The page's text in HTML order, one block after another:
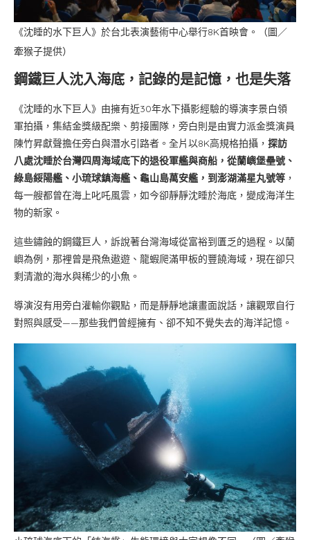
《沈睡的水下巨人》於台北表演藝術中心舉行8K首映會。（圖／
牽猴子提供）
鋼鐵巨人沈入海底，記錄的是記憶，也是失落
《沈睡的水下巨人》由擁有近30年水下攝影經驗的導演李景白領
軍拍攝，集結金獎級配樂、剪接團隊，旁白則是由實力派金獎演員
陳竹昇獻聲擔任旁白與潛水引路者。全片以8K高規格拍攝， 探訪
八處沈睡於台灣四周海域底下的退役軍艦與商船，從蘭嶼堡壘號、
綠島綏陽艦、小琉球鎮海艦、龜山島萬安艦，到澎湖滿星丸號等 ，
每一艘都曾在海上叱吒風雲，如今卻靜靜沈睡於海底，變成海洋生
物的新家。
這些鏽蝕的鋼鐵巨人，訴說著台灣海域從富裕到匱乏的過程。以蘭
嶼為例，那裡曾是飛魚遨遊、龍蝦爬滿甲板的豐饒海域，現在卻只
剩清澈的海水與稀少的小魚。
導演沒有用旁白灌輸你觀點，而是靜靜地讓畫面說話，讓觀眾自行
對照與感受——那些我們曾經擁有、卻不知不覺失去的海洋記憶。